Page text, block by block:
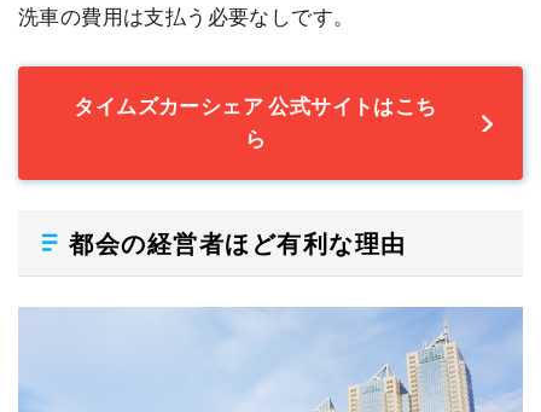
洗車の費用は支払う必要なしです。
タイムズカーシェア 公式サイトはこち
ら
都会の経営者ほど有利な理由